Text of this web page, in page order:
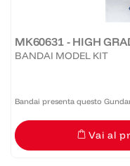
MK60631 - HIGH
BANDAI MODEL KIT
Bandai presenta questo
scala 1:144 caratterizzato da
PVC, necessita di montaggio.
Vai al